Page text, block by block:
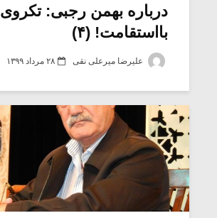
درباره بهمن رجبی: تکروی
بااستقامت! (۴)
علیرضا میرعلی نقی ۲۸ مرداد ۱۳۹۹